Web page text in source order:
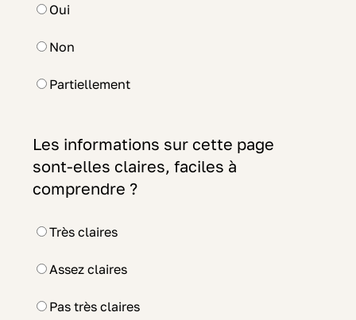
Oui
Non
Partiellement
Les informations sur cette page
sont-elles claires, faciles à
comprendre ?
Très claires
Assez claires
Pas très claires